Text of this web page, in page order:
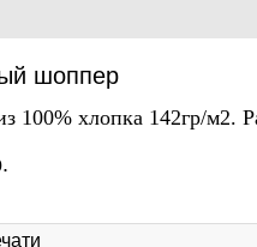
шоппер
100% хлопка 142гр/м2.